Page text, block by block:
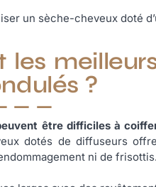
un sèche-cheveux doté
les
?
être difficiles à
dotés de diffuseurs
ni de frisottis.